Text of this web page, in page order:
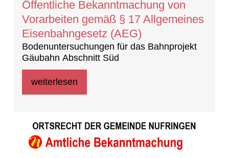
Öffentliche Bekanntmachung von
Vorarbeiten gemäß § 17 Allgemeines
Eisenbahngesetz (AEG)
Bodenuntersuchungen für das Bahnprojekt
Gäubahn Abschnitt Süd
weiterlesen